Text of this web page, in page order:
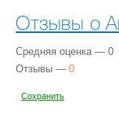
Отзывы о
Средняя оценка — 0
Отзывы — 0
Сохранить